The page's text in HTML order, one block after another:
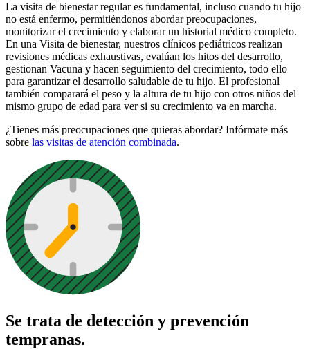
La visita de bienestar regular es fundamental, incluso cuando tu hijo
no está enfermo, permitiéndonos abordar preocupaciones,
monitorizar el crecimiento y elaborar un historial médico completo.
En una Visita de bienestar, nuestros clínicos pediátricos realizan
revisiones médicas exhaustivas, evalúan los hitos del desarrollo,
gestionan Vacuna y hacen seguimiento del crecimiento, todo ello
para garantizar el desarrollo saludable de tu hijo. El profesional
también comparará el peso y la altura de tu hijo con otros niños del
mismo grupo de edad para ver si su crecimiento va en marcha.
¿Tienes más preocupaciones que quieras abordar? Infórmate más
sobre las visitas de atención combinada.
Se trata de detección y prevención
tempranas.